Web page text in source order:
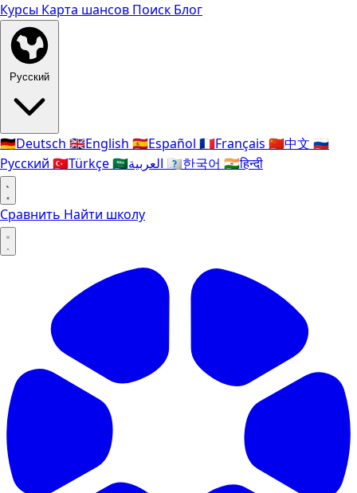
Курсы Карта шансов Поиск Блог
Русский
🇩🇪Deutsch 🇬🇧English 🇪🇸Español 🇫🇷Français 🇨🇳中文 🇷🇺
Русский 🇹🇷Türkçe🇸🇦 🇰🇷한국어 🇮🇳हिन्दी
Сравнить Найти школу